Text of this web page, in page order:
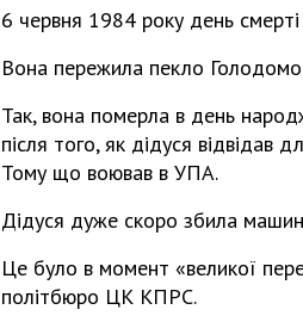
6 червня 1984 року день
Вона пережила пекло
Так, вона померла в день
після того, як дідуся відвідав
Тому що воював в УПА.
Дідуся дуже скоро збила
Це було в момент «великої
політбюро ЦК КПРС.